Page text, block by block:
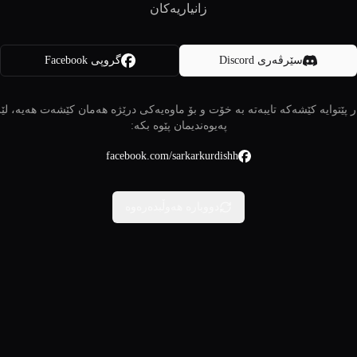
زانیاریەکان
سێرڤەری Discord گروپی Facebook
پێتوایە کێشەکە تایبەتە بە خۆت و بۆ ماوەیەکی درێژە هەمان کێشەت هەیە،
پەیوەندیمان پێوە بکە:
facebook.com/sarkarkurdishh